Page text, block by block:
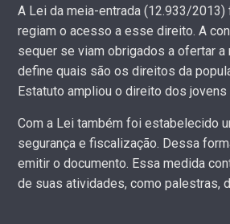
A Lei da meia-entrada (12.933/
regiam o acesso a esse direito. A
sequer se viam obrigados a ofertar
define quais são os direitos da
Estatuto ampliou o direito dos
Com a Lei também foi estabelecido
segurança e fiscalização. Dessa
emitir o documento. Essa medida
de suas atividades, como palestras,